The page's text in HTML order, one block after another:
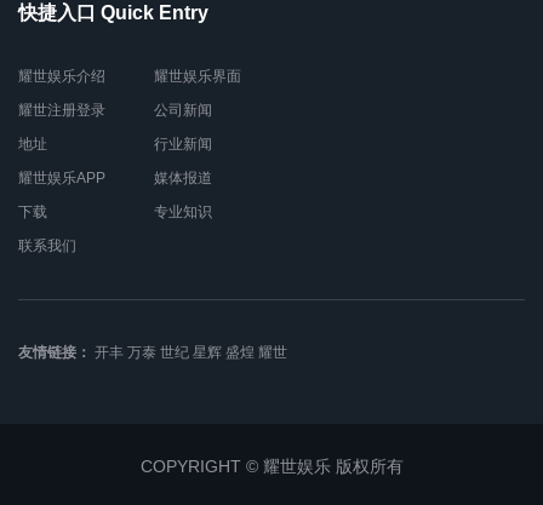
快捷入口 Quick Entry
耀世娱乐介绍
耀世注册登录
地址
耀世娱乐APP
下载
联系我们
耀世娱乐界面
公司新闻
行业新闻
媒体报道
专业知识
友情链接： 开丰 万泰 世纪 星辉 盛煌 耀世
COPYRIGHT © 耀世娱乐 版权所有